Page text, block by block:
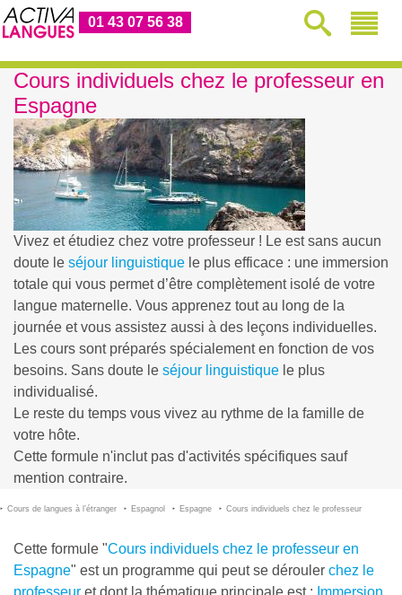
01 43 07 56 38
Cours individuels chez le professeur en
Espagne
Vivez et étudiez chez votre professeur ! Le est sans aucun
doute le séjour linguistique le plus efficace : une immersion
totale qui vous permet d’être complètement isolé de votre
langue maternelle. Vous apprenez tout au long de la
journée et vous assistez aussi à des leçons individuelles.
Les cours sont préparés spécialement en fonction de vos
besoins. Sans doute le séjour linguistique le plus
individualisé.
Le reste du temps vous vivez au rythme de la famille de
votre hôte.
Cette formule n'inclut pas d'activités spécifiques sauf
mention contraire.
Cours de langues à l’étranger Espagnol Espagne Cours individuels chez le professeur
Cette formule "Cours individuels chez le professeur en
Espagne" est un programme qui peut se dérouler chez le
professeur et dont la thématique principale est : Immersion